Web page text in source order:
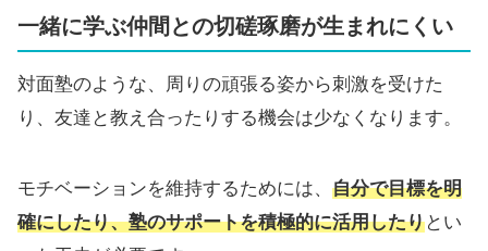
一緒に学ぶ仲間との切磋琢磨が生まれにくい
対面塾のような、周りの頑張る姿から刺激を受けた
り、友達と教え合ったりする機会は少なくなります。
モチベーションを維持するためには、 自分で目標を明
確にしたり、塾のサポートを積極的に活用したりとい